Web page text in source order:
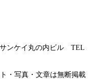
サンケイ丸の内ビル TEL
・写真・文章は無断掲載